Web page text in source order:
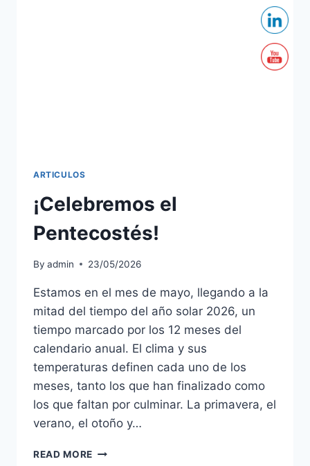
ARTICULOS
¡Celebremos el
Pentecostés!
By admin 23/05/2026
Estamos en el mes de mayo, llegando a la
mitad del tiempo del año solar 2026, un
tiempo marcado por los 12 meses del
calendario anual. El clima y sus
temperaturas definen cada uno de los
meses, tanto los que han finalizado como
los que faltan por culminar. La primavera, el
verano, el otoño y…
READ MORE ¡CELEBREMOS